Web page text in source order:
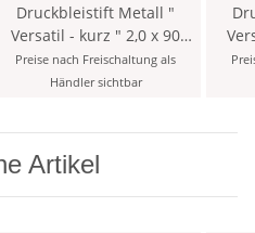
Druckbleistift Metall "
Versatil - kurz " 2,0 x 90
mm Mine - Grün - mit
Minenspitzer und Clip >
Preise nach Freischaltung als
Händler sichtbar
Artikel